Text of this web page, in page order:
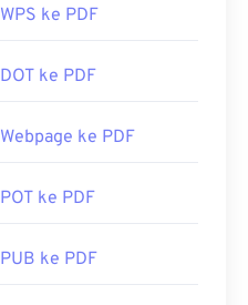
WPS ke PDF
DOT ke PDF
Webpage ke PDF
POT ke PDF
PUB ke PDF